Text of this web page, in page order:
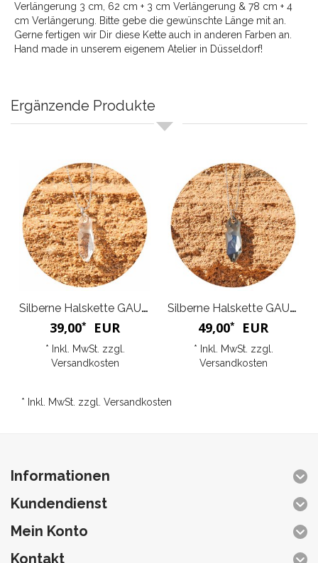
Verlängerung 3 cm, 62 cm + 3 cm Verlängerung & 78 cm + 4
cm Verlängerung. Bitte gebe die gewünschte Länge mit an.
Gerne fertigen wir Dir diese Kette auch in anderen Farben an.
Hand made in unserem eigenem Atelier in Düsseldorf!
Ergänzende Produkte
Silberne Halskette GAULTIER
39,00* EUR
* Inkl. MwSt. zzgl.
Versandkosten
Silberne Halskette GAULTIER
49,00* EUR
* Inkl. MwSt. zzgl.
Versandkosten
* Inkl. MwSt. zzgl. Versandkosten
Informationen
Kundendienst
Mein Konto
Kontakt